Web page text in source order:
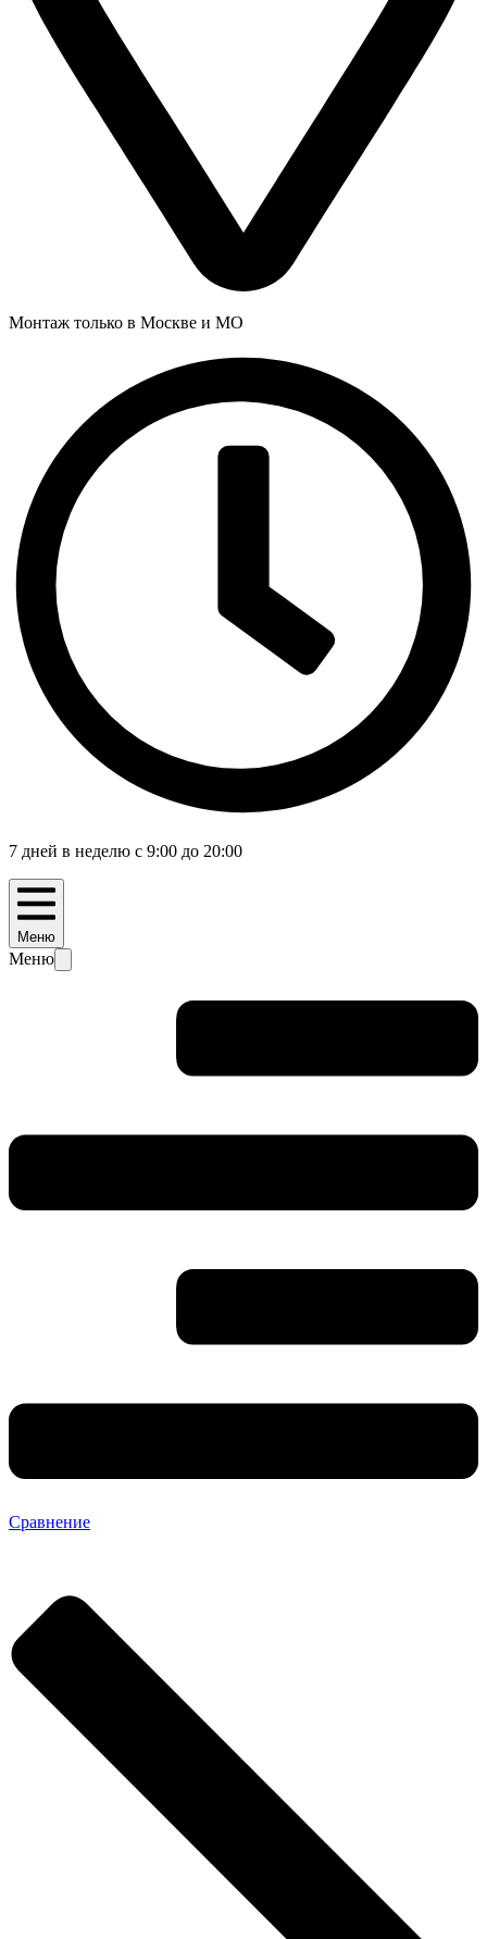
Монтаж только в Москве и МО
7 дней в неделю с 9:00 до 20:00
Меню
Меню
Сравнение